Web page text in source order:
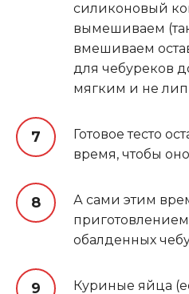
силиконовый
вымешиваем
вмешиваем
для чебуреков
мягким и не
Готовое тесто
время, чтобы
А сами этим
обалденных
Куриные яйца